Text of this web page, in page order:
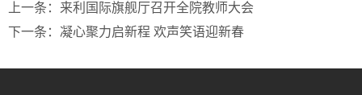
上一条： 来利国际旗舰厅召开全院教师大会
下一条： 凝心聚力启新程 欢声笑语迎新春